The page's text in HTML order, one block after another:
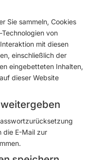
Sie sammeln, Cookies
von
mit diesen
einschließlich der
eingebetteten Inhalten,
dieser Website
die E-Mail zur